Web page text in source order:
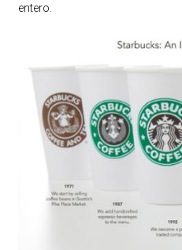
entero.